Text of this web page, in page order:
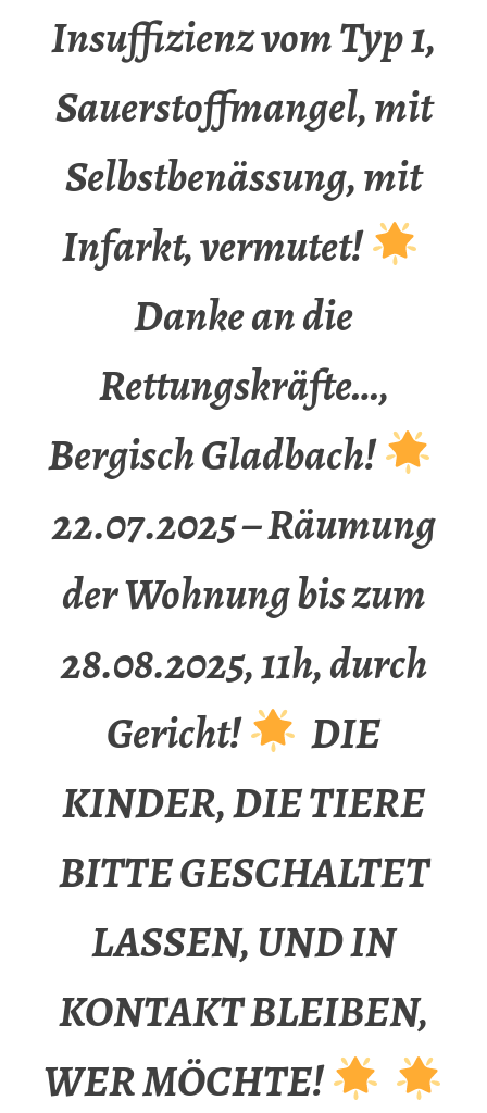
Insuffizienz vom Typ 1,
Sauerstoffmangel, mit
Selbstbenässung, mit
Infarkt, vermutet!
Danke an die
Rettungskräfte…,
Bergisch Gladbach!
22.07.2025 – Räumung
der Wohnung bis zum
28.08.2025, 11h, durch
Gericht!
DIE
KINDER, DIE TIERE
BITTE GESCHALTET
LASSEN, UND IN
KONTAKT BLEIBEN,
WER MÖCHTE!